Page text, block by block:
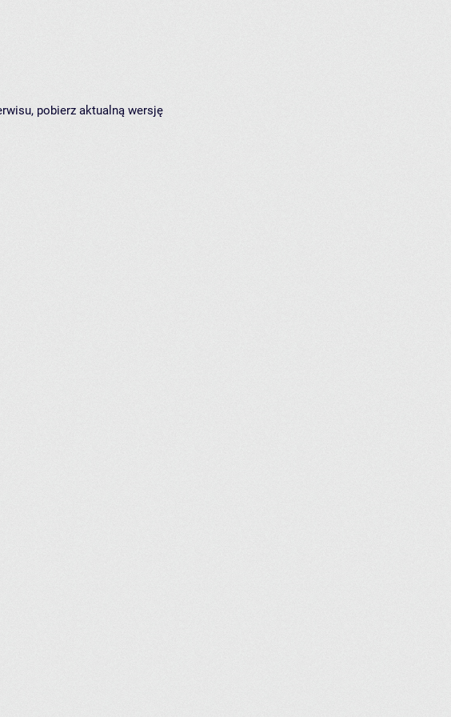
pobierz aktualną wersję